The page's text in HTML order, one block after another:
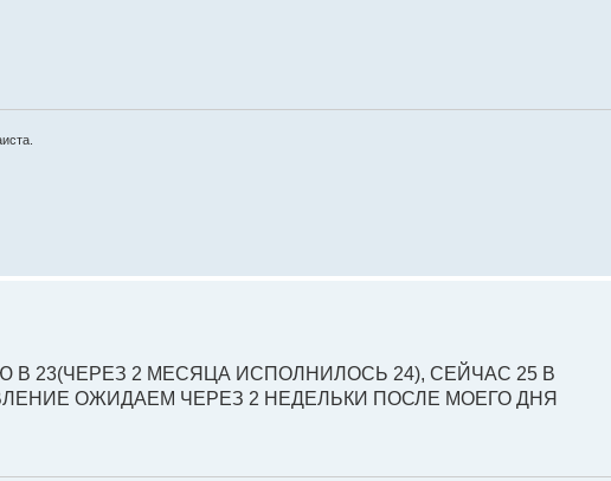
23(ЧЕРЕЗ 2 МЕСЯЦА ИСПОЛНИЛОСЬ 24), СЕЙЧАС 25 В
ОЖИДАЕМ ЧЕРЕЗ 2 НЕДЕЛЬКИ ПОСЛЕ МОЕГО ДНЯ